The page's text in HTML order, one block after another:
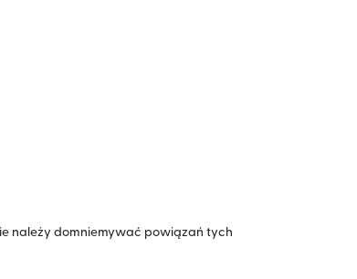
należy domniemywać powiązań tych